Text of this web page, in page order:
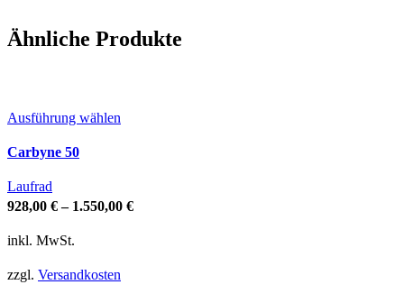
Ähnliche Produkte
Ausführung wählen
können
Carbyne 50
Laufrad
928,00 €– 1.550,00 €
inkl. MwSt.
zzgl. Versandkosten